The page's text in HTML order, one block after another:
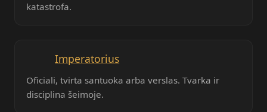
katastrofa.
Imperatorius
Oficiali, tvirta santuoka arba verslas. Tvarka ir
disciplina šeimoje.